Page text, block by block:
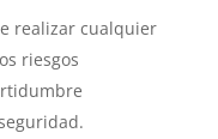
realizar cualquier
riesgos